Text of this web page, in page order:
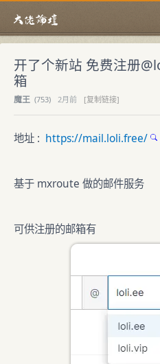
开了个新站 免费注册
箱
魔王 (753) 2月前
[复制链接]
地址 : https://mail.loli.free/
基于 mxroute 做的邮件服务
可供注册的邮箱有